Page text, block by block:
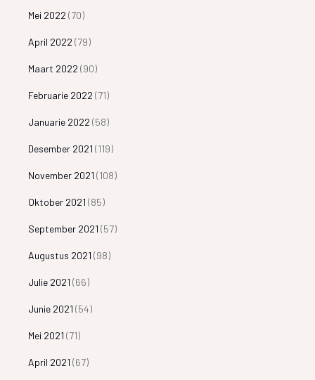
Mei 2022 (70)
April 2022 (79)
Maart 2022 (90)
Februarie 2022 (71)
Januarie 2022 (58)
Desember 2021 (119)
November 2021 (108)
Oktober 2021 (85)
September 2021 (57)
Augustus 2021 (98)
Julie 2021 (66)
Junie 2021 (54)
Mei 2021 (71)
April 2021 (67)